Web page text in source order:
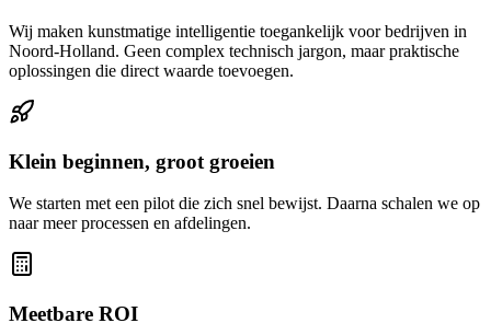
Wij maken kunstmatige intelligentie toegankelijk voor bedrijven in
Noord-Holland. Geen complex technisch jargon, maar praktische
oplossingen die direct waarde toevoegen.
Klein beginnen, groot groeien
We starten met een pilot die zich snel bewijst. Daarna schalen we op
naar meer processen en afdelingen.
Meetbare ROI